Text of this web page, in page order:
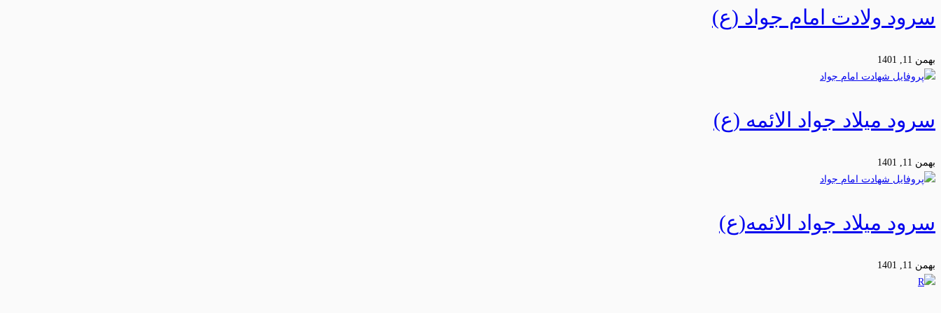
سرود ولادت امام جواد (ع)
بهمن 11, 1401
سرود میلاد جواد الائمه (ع)
بهمن 11, 1401
سرود میلاد جواد الائمه(ع)
بهمن 11, 1401